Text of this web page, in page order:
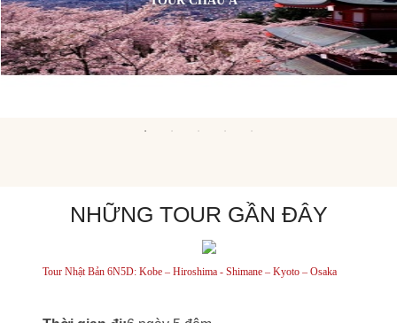
NHỮNG TOUR GẦN ĐÂY
Tour Nhật Bản 6N5D: Kobe – Hiroshima - Shimane – Kyoto – Osaka